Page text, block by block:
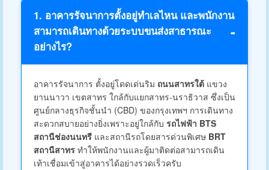
1. อาคารรัจนาการตั้งอยู่ทำเลไหน และพนักงาน
สามารถเดินทางด้วยระบบขนส่งสาธารณะ
อย่างไร?
อาคารรัจนาการ ตั้งอยู่โดดเด่นริม ถนนสาทรใต้แขวง
ยานนาวา เขตสาทร ใกล้กับแยกสาทร-นราธิวาส ซึ่งเป็น
ศูนย์กลางธุรกิจชั้นนำ (CBD) ของกรุงเทพฯ การเดินทาง
สะดวกสบายอย่างยิ่งเพราะอยู่ใกล้กับ รถไฟฟ้า BTS
สถานีช่องนนทรีและสถานีรถโดยสารด่วนพิเศษ BRT
สถานีสาทรทำให้พนักงานและผู้มาติดต่อสามารถเดิน
เท้าเชื่อมเข้าสู่อาคารได้อย่างรวดเร็วครับ